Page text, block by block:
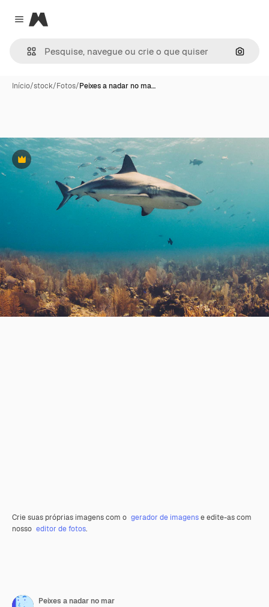
Close menu
Magnific
Início/stock/Fotos/Peixes a nadar no ma…
Premium
Crie suas próprias imagens com o gerador de imagense edite-as com
nosso editor de fotos.
Peixes a nadar no mar